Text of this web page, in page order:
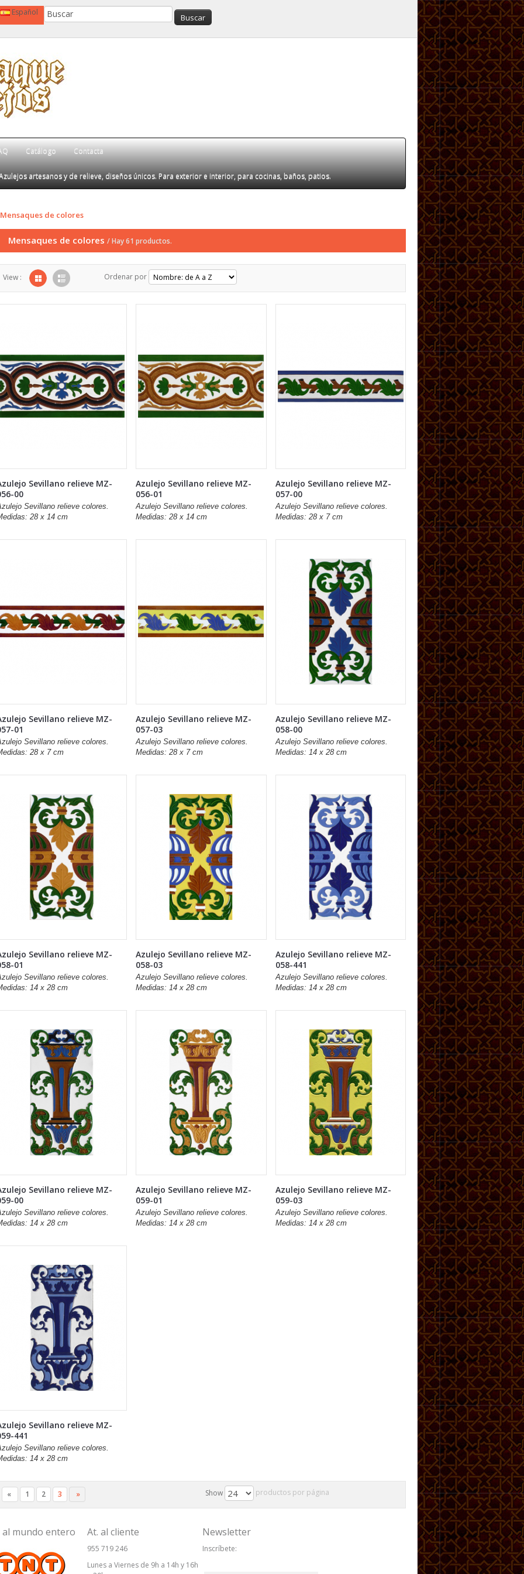
Español
Catálogo Contacta
artesanos y de relieve, diseños únicos. Para exterior e interior, para cocinas, baños, patios.
Mensaques de colores
Mensaques de colores / Hay 61 productos.
View : Ordenar por
Sevillano relieve MZ-
00
Sevillano relieve colores.
28 x 14 cm
Azulejo Sevillano relieve MZ-
056-01
Azulejo Sevillano relieve colores.
Medidas: 28 x 14 cm
Azulejo Sevillano relieve MZ-
057-00
Azulejo Sevillano relieve colores.
Medidas: 28 x 7 cm
Sevillano relieve MZ-
01
Sevillano relieve colores.
28 x 7 cm
Azulejo Sevillano relieve MZ-
057-03
Azulejo Sevillano relieve colores.
Medidas: 28 x 7 cm
Azulejo Sevillano relieve MZ-
058-00
Azulejo Sevillano relieve colores.
Medidas: 14 x 28 cm
Sevillano relieve MZ-
01
Sevillano relieve colores.
14 x 28 cm
Azulejo Sevillano relieve MZ-
058-03
Azulejo Sevillano relieve colores.
Medidas: 14 x 28 cm
Azulejo Sevillano relieve MZ-
058-441
Azulejo Sevillano relieve colores.
Medidas: 14 x 28 cm
Sevillano relieve MZ-
00
Sevillano relieve colores.
14 x 28 cm
Azulejo Sevillano relieve MZ-
059-01
Azulejo Sevillano relieve colores.
Medidas: 14 x 28 cm
Azulejo Sevillano relieve MZ-
059-03
Azulejo Sevillano relieve colores.
Medidas: 14 x 28 cm
Sevillano relieve MZ-
441
Sevillano relieve colores.
14 x 28 cm
« 1 2 3 » Show productos por página
al mundo entero At. al cliente
955 719 246
Lunes a Viernes de 9h a 14h y 16h
Newsletter
Inscríbete: